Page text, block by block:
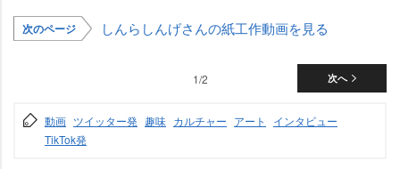
次のページ しんらしんげさんの紙工作動画を見る
次へ
1/2
動画 ツイッター発 趣味 カルチャー アート
インタビュー
TikTok発